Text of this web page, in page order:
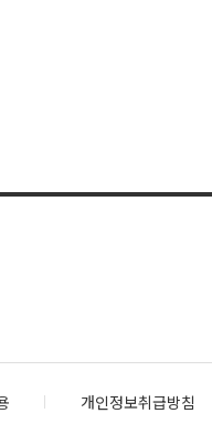
개인정보취급방침